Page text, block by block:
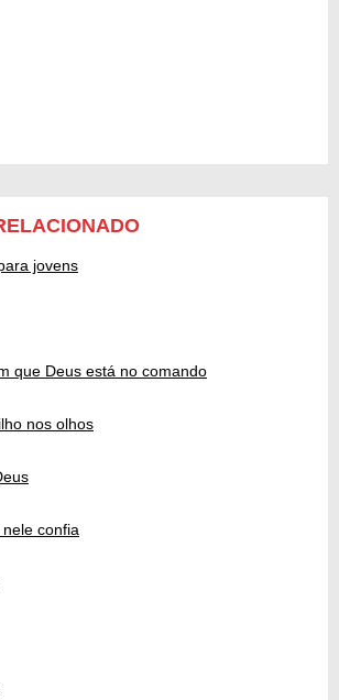
jovens
que Deus está no comando
nos olhos
confia